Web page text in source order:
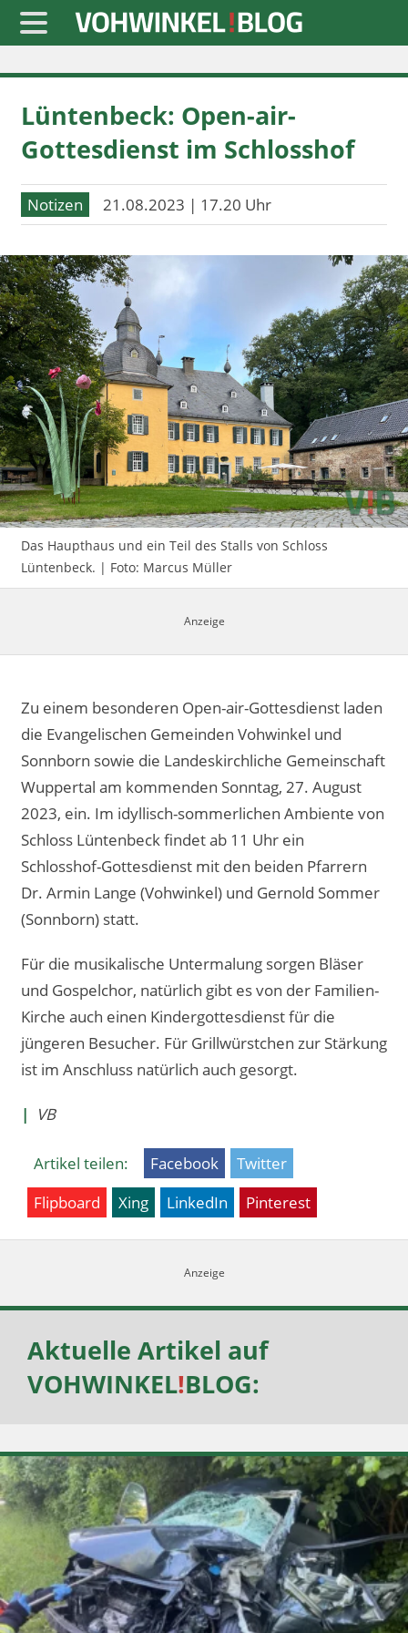
Startseite
» Blaulicht
» Freizeit
» Notizen
» Politik
» Sport
» Wirtschaft
Werbung
Datenschutz
Impressum
Lüntenbeck: Open-air-
Gottesdienst im Schlosshof
Notizen 21.08.2023 | 17.20 Uhr
Das Haupthaus und ein Teil des Stalls von Schloss
Lüntenbeck. | Foto: Marcus Müller
Zu einem besonderen Open-air-Gottesdienst laden
die Evangelischen Gemeinden Vohwinkel und
Sonnborn sowie die Landeskirchliche Gemeinschaft
Wuppertal am kommenden Sonntag, 27. August
2023, ein. Im idyllisch-sommerlichen Ambiente von
Schloss Lüntenbeck findet ab 11 Uhr ein
Schlosshof-Gottesdienst mit den beiden Pfarrern
Dr. Armin Lange (Vohwinkel) und Gernold Sommer
(Sonnborn) statt.
Für die musikalische Untermalung sorgen Bläser
und Gospelchor, natürlich gibt es von der Familien-
Kirche auch einen Kindergottesdienst für die
jüngeren Besucher. Für Grillwürstchen zur Stärkung
ist im Anschluss natürlich auch gesorgt.
| VB
Artikel teilen: Facebook
Twitter
Flipboard
Xing LinkedIn Pinterest
Aktuelle Artikel auf
VOHWINKEL!BLOG: